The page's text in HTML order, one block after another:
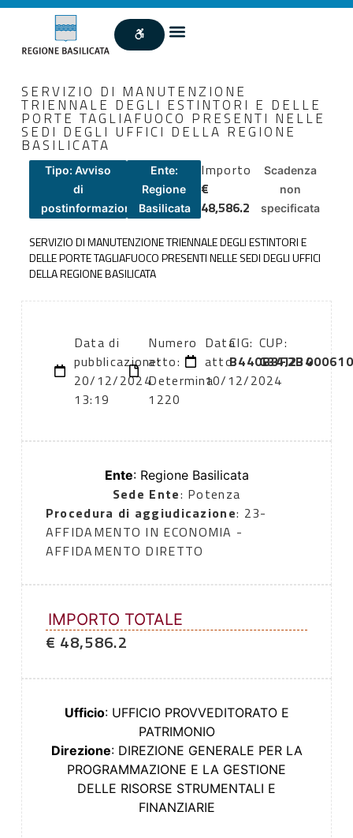
SERVIZIO DI MANUTENZIONE
TRIENNALE DEGLI ESTINTORI E DELLE
PORTE TAGLIAFUOCO PRESENTI NELLE
SEDI DEGLI UFFICI DELLA REGIONE
BASILICATA
Tipo: Avviso
di
postinformazione
Ente:
Regione
Basilicata
Importo
€
48,586.2
Scadenza
non
specificata
SERVIZIO DI MANUTENZIONE TRIENNALE DEGLI ESTINTORI E
DELLE PORTE TAGLIAFUOCO PRESENTI NELLE SEDI DEGLI UFFICI
DELLA REGIONE BASILICATA
Data di
pubblicazione:
20/12/2024
13:19
Numero
atto:
Determina
1220
Data
atto:
10/12/2024
CIG:
B440B3F2B4
CUP:
Ente: Regione Basilicata
Sede Ente: Potenza
Procedura di aggiudicazione: 23-
AFFIDAMENTO IN ECONOMIA -
AFFIDAMENTO DIRETTO
IMPORTO TOTALE
€ 48,586.2
Ufficio: UFFICIO PROVVEDITORATO E
PATRIMONIO
Direzione: DIREZIONE GENERALE PER LA
PROGRAMMAZIONE E LA GESTIONE
DELLE RISORSE STRUMENTALI E
FINANZIARIE